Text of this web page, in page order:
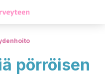
pörröisen